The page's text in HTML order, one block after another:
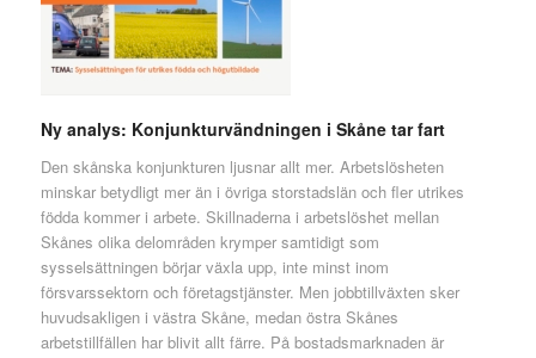
Ny analys: Konjunkturvändningen i Skåne tar fart
Den skånska konjunkturen ljusnar allt mer. Arbetslösheten
minskar betydligt mer än i övriga storstadslän och fler utrikes
födda kommer i arbete. Skillnaderna i arbetslöshet mellan
Skånes olika delområden krymper samtidigt som
sysselsättningen börjar växla upp, inte minst inom
försvarssektorn och företagstjänster. Men jobbtillväxten sker
huvudsakligen i västra Skåne, medan östra Skånes
arbetstillfällen har blivit allt färre. På bostadsmarknaden är